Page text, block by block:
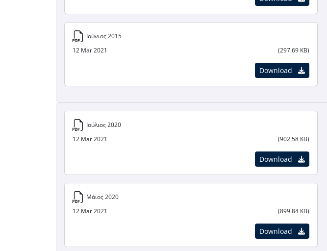
Ιούνιος 2015
12 Mar 2021
(297.69 KB)
Download
Ιούλιος 2020
12 Mar 2021
(902.58 KB)
Download
Μάιος 2020
12 Mar 2021
(899.84 KB)
Download